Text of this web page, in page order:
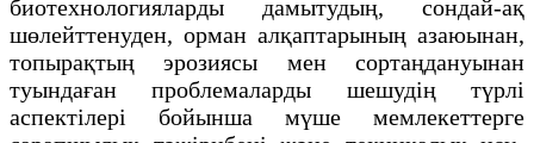
биотехнологияларды дамытудың, сондай-ақ
шөлейттенуден, орман алқаптарының азаюынан,
топырақтың эрозиясы мен сортаңдануынан
туындаған проблемаларды шешудің түрлі
аспектілері бойынша мүше мемлекеттерге